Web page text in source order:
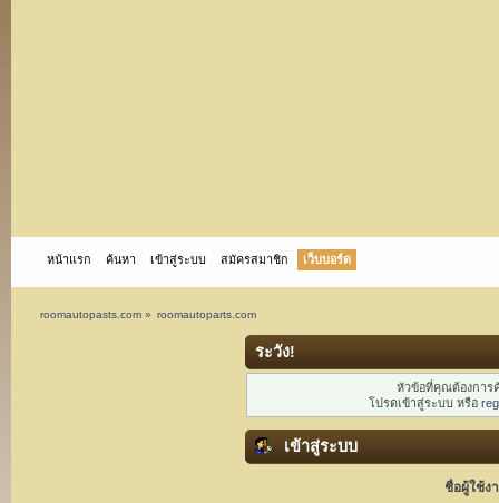
หน้าแรก ค้นหา เข้าสู่ระบบ สมัครสมาชิก เว็บบอร์ด
roomautopasts.com» roomautoparts.com
ระวัง!
หัวข้อที่คุณต้องการ
โปรดเข้าสู่ระบบ หรือ
เข้าสู่ระบบ
ชื่อผู้ใช้ง